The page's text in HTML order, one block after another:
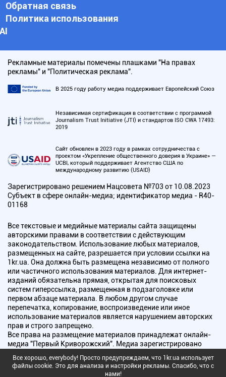
Обратная связь
Политика использования
АI
Рекламные материалы помечены плашками "На правах
рекламы" и "Политическая реклама".
В 2025 году работу медиа поддерживает Европейский Союз
Независимая сертификация в соответствии с программой
Journalism Trust Initiative (JTI) и стандартов ISO CWA 17493:
2019
Сайт обновлен в 2023 году в рамках сотрудничества с
проектом «Укрепление общественного доверия в Украине» —
UCBI, который поддерживает Агентство США по
международному развитию (USAID)
Зарегистрировано решением Нацсовета №703 от 10.08.2023
Субъект в сфере онлайн-медиа; идентификатор медиа - R40-
01168
Все текстовые и медийные материалы сайта защищены
авторскими правами в соответствии с действующим
законодательством. Использование любых материалов,
размещенных на сайте, разрешается при условии ссылки на
1kr.ua. Она должна быть размещена независимо от полного
или частичного использования материалов. Для интернет-
изданий обязательна прямая, открытая для поисковых
систем гиперссылка, размещенная в подзаголовке или
первом абзаце материала. В любом другом случае
перепечатка, копирование, воспроизведение или иное
использование материалов является нарушением авторских
прав и строго запрещено.
Все права на размещение материалов принадлежат онлайн-
медиа "Первый Криворожский". Медиа зарегистрировано
радиовещания.
Все хорошо, everybody! Просто предупреждаем, что 1kr.ua использует
файлы cookie. Это для анализа и настройки рекламы. Спасибо, что с
нами!